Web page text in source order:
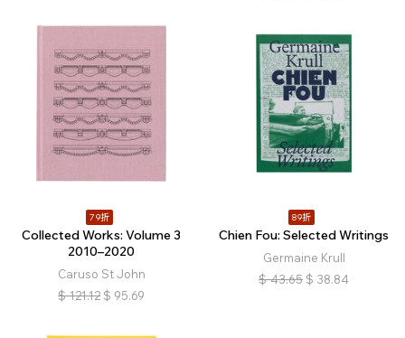
79折
Collected Works: Volume 3
2010–2020
Caruso St John
$ 121.12 $ 95.69
89折
Chien Fou: Selected Writings
Germaine Krull
$ 43.65 $ 38.84